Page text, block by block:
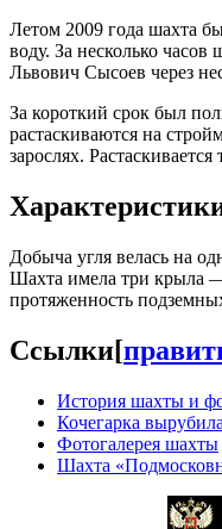
Летом 2009 года шахта
воду. За несколько
Львович Сысоев через
За короткий срок был
растаскиваются на
зарослях. Растаскивается
Добыча угля велась на
Шахта имела три крыла —
протяженность
Ссылки[
История шахты и
Кочегарка
Фотогалерея шахты
Шахта